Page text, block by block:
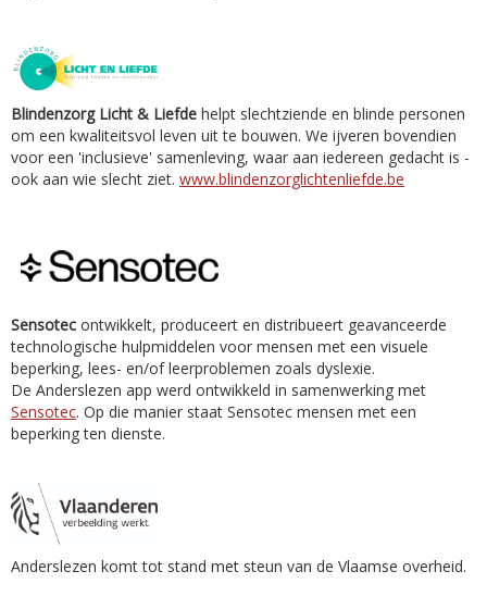
Blindenzorg Licht & Liefde helpt slechtziende en blinde personen
om een kwaliteitsvol leven uit te bouwen. We ijveren bovendien
voor een 'inclusieve' samenleving, waar aan iedereen gedacht is -
ook aan wie slecht ziet. www.blindenzorglichtenliefde.be
Sensotec ontwikkelt, produceert en distribueert geavanceerde
technologische hulpmiddelen voor mensen met een visuele
beperking, lees- en/of leerproblemen zoals dyslexie.
De Anderslezen app werd ontwikkeld in samenwerking met
Sensotec. Op die manier staat Sensotec mensen met een
beperking ten dienste.
Anderslezen komt tot stand met steun van de Vlaamse overheid.